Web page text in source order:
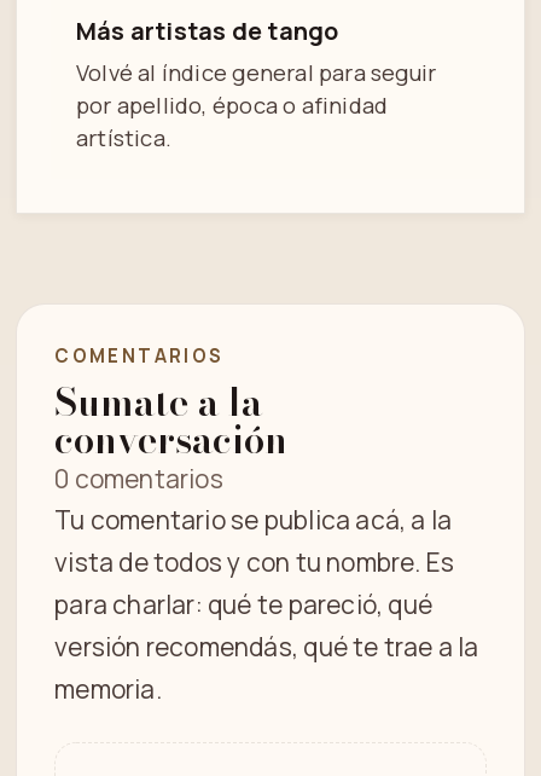
Más artistas de tango
Volvé al índice general para seguir
por apellido, época o afinidad
artística.
COMENTARIOS
Sumate a la
conversación
0 comentarios
Tu comentario se publica acá, a la
vista de todos y con tu nombre. Es
para charlar: qué te pareció, qué
versión recomendás, qué te trae a la
memoria.